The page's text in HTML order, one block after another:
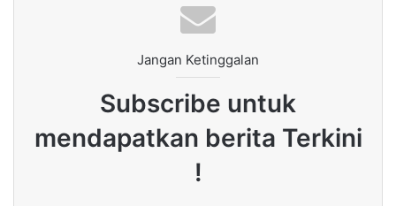
Jangan Ketinggalan
Subscribe untuk
mendapatkan berita Terkini
!